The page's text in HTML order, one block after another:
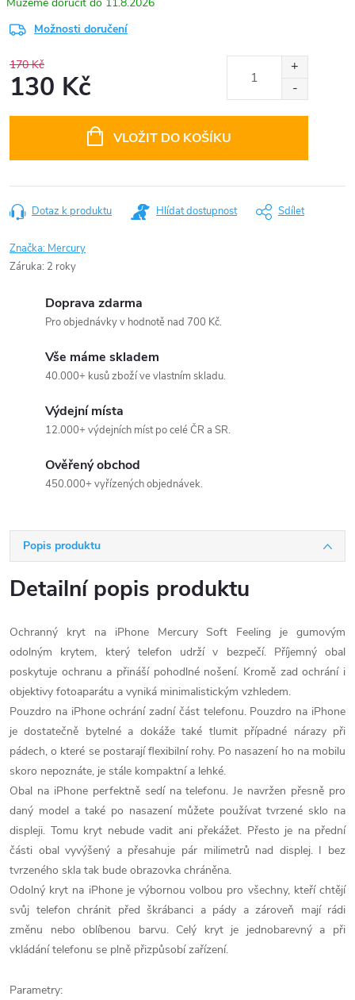
Možnosti doručení
170 Kč
130 Kč
VLOŽIT DO KOŠÍKU
Dotaz k produktu Hlídat dostupnost Sdílet
Značka: Mercury
Záruka: 2 roky
Doprava zdarma
Pro objednávky v hodnotě nad 700 Kč.
Vše máme skladem
40.000+ kusů zboží ve vlastním skladu.
Výdejní místa
12.000+ výdejních míst po celé ČR a SR.
Ověřený obchod
450.000+ vyřízených objednávek.
Popis produktu
Detailní popis produktu
Ochranný kryt na iPhone Mercury Soft Feeling je gumovým
odolným krytem, který telefon udrží v bezpečí. Příjemný obal
poskytuje ochranu a přináší pohodlné nošení. Kromě zad ochrání i
objektivy fotoaparátu a vyniká minimalistickým vzhledem.
Pouzdro na iPhone ochrání zadní část telefonu. Pouzdro na iPhone
je dostatečně bytelné a dokáže také tlumit případné nárazy při
pádech, o které se postarají flexibilní rohy. Po nasazení ho na mobilu
skoro nepoznáte, je stále kompaktní a lehké.
Obal na iPhone perfektně sedí na telefonu. Je navržen přesně pro
daný model a také po nasazení můžete používat tvrzené sklo na
displeji. Tomu kryt nebude vadit ani překážet. Přesto je na přední
části obal vyvýšený a přesahuje pár milimetrů nad displej. I bez
tvrzeného skla tak bude obrazovka chráněna.
Odolný kryt na iPhone je výbornou volbou pro všechny, kteří chtějí
svůj telefon chránit před škrábanci a pády a zároveň mají rádi
změnu nebo oblíbenou barvu. Celý kryt je jednobarevný a při
vkládání telefonu se plně přizpůsobí zařízení.
Parametry: